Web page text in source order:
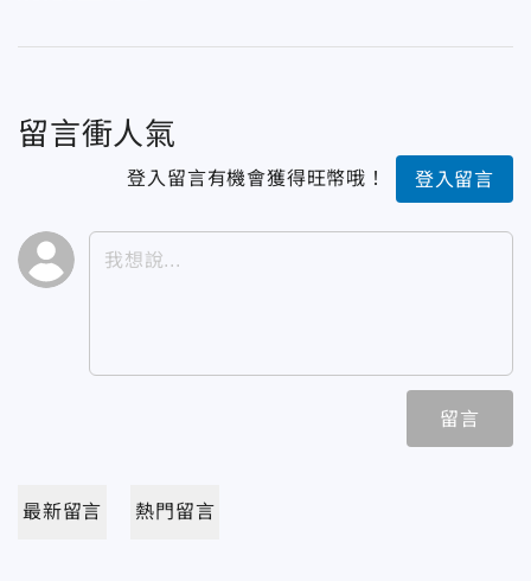
留言衝人氣
登入留言有機會獲得旺幣哦！ 登入留言
留言
最新留言 熱門留言